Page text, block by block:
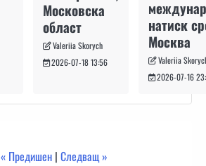
Московска
област
Valeriia Skorych
2026-07-18 13:56
натиск
Москва
Valeriia
2026-07-16
« Предишен |Следващ »